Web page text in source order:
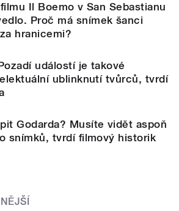
Il Boemo v San Sebastianu
Proč má snímek šanci
hranicemi?
událostí je takové
ublinknutí tvůrců, tvrdí
Godarda? Musíte vidět aspoň
snímků, tvrdí filmový historik